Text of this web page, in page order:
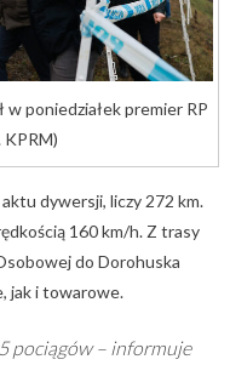
poniedziałek premier RP
dywersji, liczy 272 km.
160 km/h. Z trasy
do Dorohuska
jak i towarowe.
pociągów – informuje